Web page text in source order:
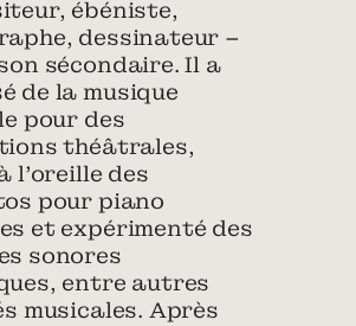
ébéniste,
dessinateur –
sécondaire. Il a
de la musique
pour des
théâtrales,
l’oreille des
pour piano
et expérimenté des
sonores
entre autres
musicales. Après